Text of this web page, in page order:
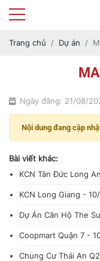
Trang chủ Dự án
Ngày đăng: 21/08/
Nội dung đang cập
Bài viết khác:
KCN Tân Đức Long
KCN Long Giang -
Dự Án Căn Hộ The
Coopmart Quận 7 -
Chung Cư Thái An